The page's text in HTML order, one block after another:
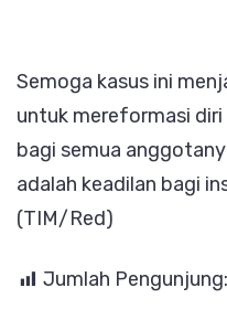
Semoga kasus ini
untuk mereformasi diri
bagi semua
adalah keadilan bagi
(TIM/Red)
Jumlah Pengunjung: